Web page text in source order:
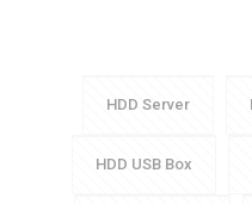
HDD Server
HDD USB Box